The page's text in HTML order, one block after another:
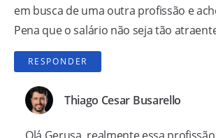
em busca de uma outra profissão e
Pena que o salário não seja tão
RESPONDER
Thiago Cesar Busarello